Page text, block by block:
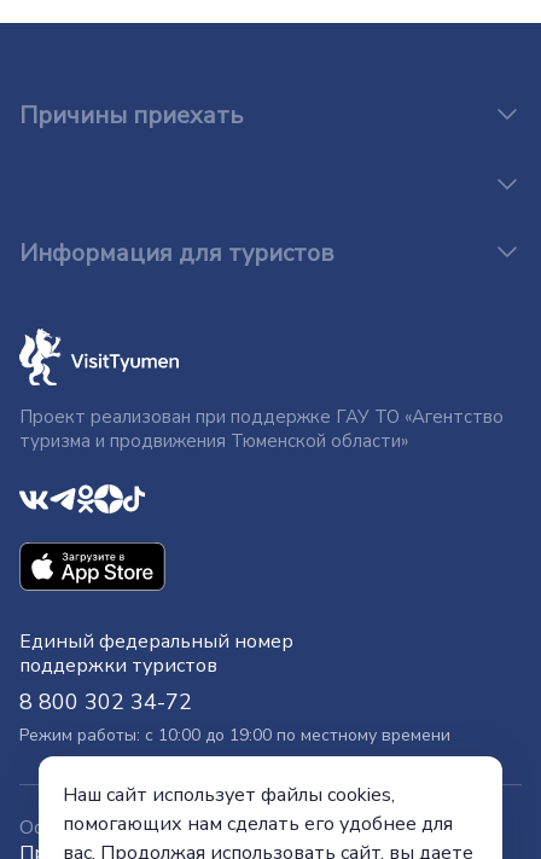
Причины приехать
Информация для туристов
Проект реализован при поддержке ГАУ ТО «Агентство
туризма и продвижения Тюменской области»
Единый федеральный номер
поддержки туристов
8 800 302 34-72
Режим работы: с 10:00 до 19:00 по местному времени
Официальный сайт
Правительства Тюменской области
Наш сайт использует файлы cookies,
помогающих нам сделать его удобнее для
вас. Продолжая использовать сайт, вы даете